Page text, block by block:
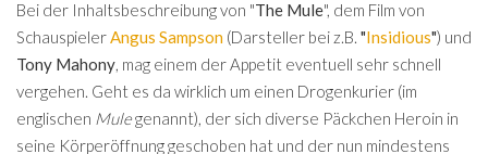
Bei der Inhaltsbeschreibung von "The Mule", dem Film von
Schauspieler Angus Sampson (Darsteller bei z.B. "Insidious") und
Tony Mahony , mag einem der Appetit eventuell sehr schnell
vergehen. Geht es da wirklich um einen Drogenkurier (im
englischen Mulegenannt), der sich diverse Päckchen Heroin in
seine Körperöffnung geschoben hat und der nun mindestens